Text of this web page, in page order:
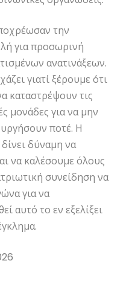
την
για προσωρινή
ανατινάξεων.
γιατί ξέρουμε ότι
καταστρέψουν τις
μονάδες για να μην
ποτέ. Η
δύναμη να
να καλέσουμε όλους
συνείδηση να
για να
αυτό το εν εξελίξει